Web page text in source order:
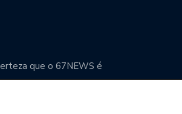
que o 67NEWS é